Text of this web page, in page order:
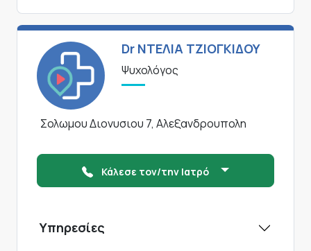
Dr ΝΤΕΛΙΑ ΤΖΙΟΓΚΙΔΟΥ
Ψυχολόγος
Σολωμου Διονυσιου 7, Αλεξανδρουπολη
Κάλεσε τον/την Ιατρό
Υπηρεσίες